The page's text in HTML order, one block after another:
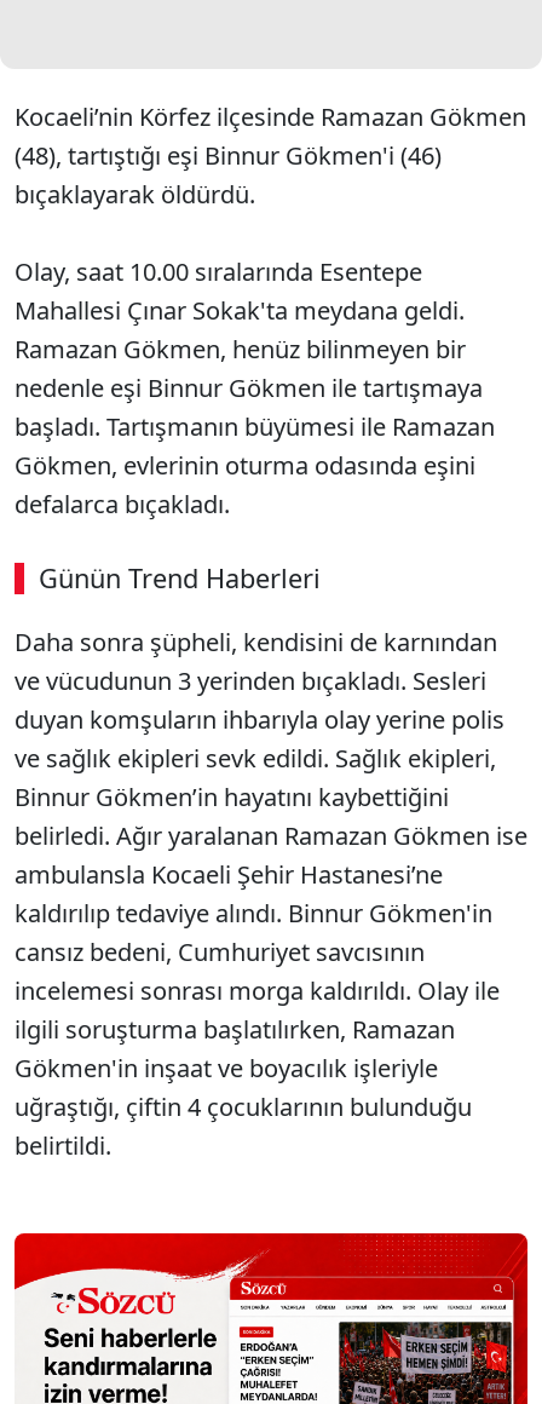
Kocaeli’nin Körfez ilçesinde Ramazan Gökmen
(48), tartıştığı eşi Binnur Gökmen'i (46)
bıçaklayarak öldürdü.
Olay, saat 10.00 sıralarında Esentepe
Mahallesi Çınar Sokak'ta meydana geldi.
Ramazan Gökmen, henüz bilinmeyen bir
nedenle eşi Binnur Gökmen ile tartışmaya
başladı. Tartışmanın büyümesi ile Ramazan
Gökmen, evlerinin oturma odasında eşini
defalarca bıçakladı.
Günün Trend Haberleri
00:02 / 08:15
Sesi Aç
Daha sonra şüpheli, kendisini de karnından
ve vücudunun 3 yerinden bıçakladı. Sesleri
duyan komşuların ihbarıyla olay yerine polis
ve sağlık ekipleri sevk edildi. Sağlık ekipleri,
Binnur Gökmen’in hayatını kaybettiğini
belirledi. Ağır yaralanan Ramazan Gökmen ise
ambulansla Kocaeli Şehir Hastanesi’ne
kaldırılıp tedaviye alındı. Binnur Gökmen'in
cansız bedeni, Cumhuriyet savcısının
incelemesi sonrası morga kaldırıldı. Olay ile
ilgili soruşturma başlatılırken, Ramazan
Gökmen'in inşaat ve boyacılık işleriyle
uğraştığı, çiftin 4 çocuklarının bulunduğu
belirtildi.